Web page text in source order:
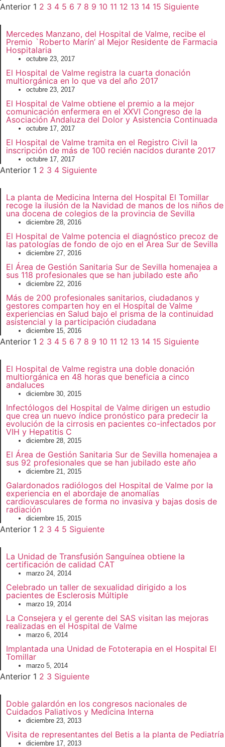
Anterior 1 2 3 4 5 6 7 8 9 10 11 12 13 14 15 Siguiente
Mercedes Manzano, del Hospital de Valme, recibe el
Premio `Roberto Marín’ al Mejor Residente de Farmacia
Hospitalaria
octubre 23, 2017
El Hospital de Valme registra la cuarta donación
multiorgánica en lo que va del año 2017
octubre 23, 2017
El Hospital de Valme obtiene el premio a la mejor
comunicación enfermera en el XXVI Congreso de la
Asociación Andaluza del Dolor y Asistencia Continuada
octubre 17, 2017
El Hospital de Valme tramita en el Registro Civil la
inscripción de más de 100 recién nacidos durante 2017
octubre 17, 2017
Anterior 1 2 3 4 Siguiente
La planta de Medicina Interna del Hospital El Tomillar
recoge la ilusión de la Navidad de manos de los niños de
una docena de colegios de la provincia de Sevilla
diciembre 28, 2016
El Hospital de Valme potencia el diagnóstico precoz de
las patologías de fondo de ojo en el Área Sur de Sevilla
diciembre 27, 2016
El Área de Gestión Sanitaria Sur de Sevilla homenajea a
sus 118 profesionales que se han jubilado este año
diciembre 22, 2016
Más de 200 profesionales sanitarios, ciudadanos y
gestores comparten hoy en el Hospital de Valme
experiencias en Salud bajo el prisma de la continuidad
asistencial y la participación ciudadana
diciembre 15, 2016
Anterior 1 2 3 4 5 6 7 8 9 10 11 12 13 14 15 Siguiente
El Hospital de Valme registra una doble donación
multiorgánica en 48 horas que beneficia a cinco
andaluces
diciembre 30, 2015
Infectólogos del Hospital de Valme dirigen un estudio
que crea un nuevo índice pronóstico para predecir la
evolución de la cirrosis en pacientes co-infectados por
VIH y Hepatitis C
diciembre 28, 2015
El Área de Gestión Sanitaria Sur de Sevilla homenajea a
sus 92 profesionales que se han jubilado este año
diciembre 21, 2015
Galardonados radiólogos del Hospital de Valme por la
experiencia en el abordaje de anomalías
cardiovasculares de forma no invasiva y bajas dosis de
radiación
diciembre 15, 2015
Anterior 1 2 3 4 5 Siguiente
La Unidad de Transfusión Sanguínea obtiene la
certificación de calidad CAT
marzo 24, 2014
Celebrado un taller de sexualidad dirigido a los
pacientes de Esclerosis Múltiple
marzo 19, 2014
La Consejera y el gerente del SAS visitan las mejoras
realizadas en el Hospital de Valme
marzo 6, 2014
Implantada una Unidad de Fototerapia en el Hospital El
Tomillar
marzo 5, 2014
Anterior 1 2 3 Siguiente
Doble galardón en los congresos nacionales de
Cuidados Paliativos y Medicina Interna
diciembre 23, 2013
Visita de representantes del Betis a la planta de Pediatría
diciembre 17, 2013